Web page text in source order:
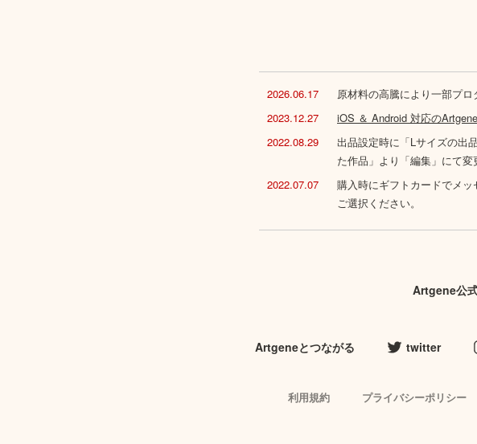
2026.06.17 原材料の高騰により一部プ
2023.12.27
iOS ＆ Android 対応の
2022.08.29
出品設定時に「Lサイズの出
た作品」より「編集」にて変
2022.07.07
購入時にギフトカードでメ
ご選択ください。
Artgene公
Artgeneとつながる twitter
利用規約 プライバシーポリシー